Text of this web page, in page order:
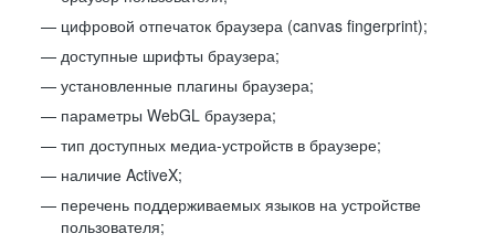
цифровой отпечаток браузера (canvas fingerprint);
доступные шрифты браузера;
установленные плагины браузера;
параметры WebGL браузера;
тип доступных медиа-устройств в браузере;
наличие ActiveX;
перечень поддерживаемых языков на устройстве
пользователя;